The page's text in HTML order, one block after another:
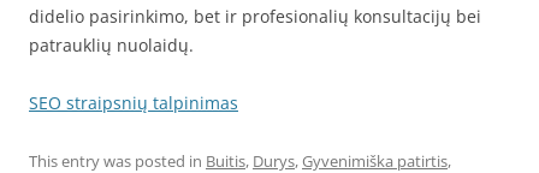
didelio pasirinkimo, bet ir profesionalių konsultacijų bei
patrauklių nuolaidų.
SEO straipsnių talpinimas
This entry was posted in Buitis, Durys,Gyvenimiška patirtis,